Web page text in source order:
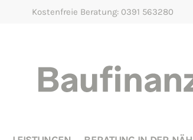
Kostenfreie Beratung: 0391 563280